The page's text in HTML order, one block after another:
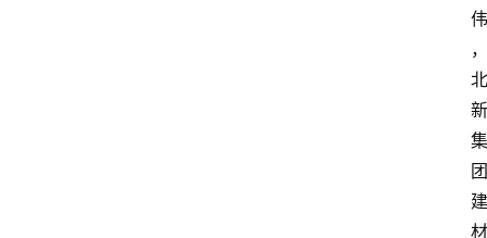
伟
，
北
新
集
团
建
材